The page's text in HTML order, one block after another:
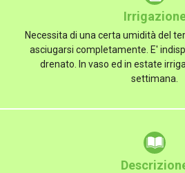
Necessita di una certa umidità del
asciugarsi completamente. E'
drenato. In vaso ed in estate
settimana.